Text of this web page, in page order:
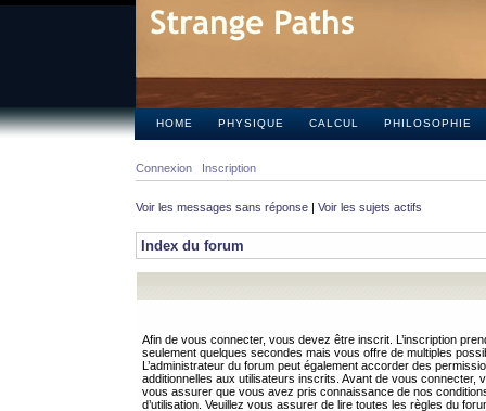
HOME PHYSIQUE CALCUL PHILOSOPHIE
Connexion Inscription
Voir les messages sans réponse | Voir les sujets actifs
Index du forum
Afin de vous connecter, vous devez être inscrit. L’inscription
seulement quelques secondes mais vous offre de multiples
L’administrateur du forum peut également accorder des
additionnelles aux utilisateurs inscrits. Avant de vous connecter,
vous assurer que vous avez pris connaissance de nos
d’utilisation. Veuillez vous assurer de lire toutes les règles du